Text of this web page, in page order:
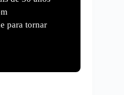
para tornar